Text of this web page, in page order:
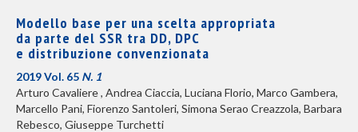
Modello base per una scelta appropriata
da parte del SSR tra DD, DPC
e distribuzione convenzionata
2019 Vol. 65 N. 1
Arturo Cavaliere , Andrea Ciaccia, Luciana Florio, Marco Gambera,
Marcello Pani, Fiorenzo Santoleri, Simona Serao Creazzola, Barbara
Rebesco, Giuseppe Turchetti